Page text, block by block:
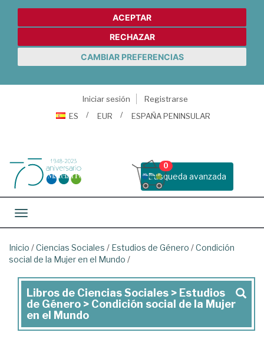
ACEPTAR
RECHAZAR
CAMBIAR PREFERENCIAS
Iniciar sesión
Registrarse
ES
EUR ESPAÑA PENINSULAR
Busqueda avanzada
0
Toggle navigation
Inicio /Ciencias Sociales / Estudios de Género /Condición
social de la Mujer en el Mundo /
Libros
de
Ciencias
Libros de Ciencias Sociales > Estudios
de Género > Condición social de la Mujer
en el Mundo